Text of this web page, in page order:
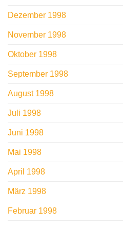
Dezember 1998
November 1998
Oktober 1998
September 1998
August 1998
Juli 1998
Juni 1998
Mai 1998
April 1998
März 1998
Februar 1998